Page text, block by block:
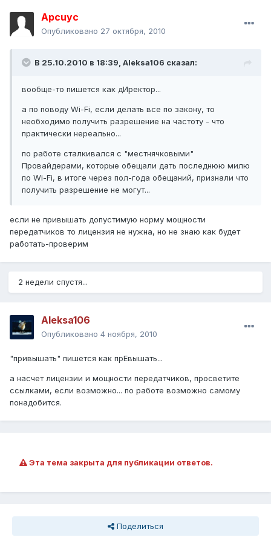
Apcuyc
Опубликовано 27 октября, 2010
В 25.10.2010 в 18:39, Aleksa106 сказал:
вообще-то пишется как дИректор...
а по поводу Wi-Fi, если делать все по закону, то
необходимо получить разрешение на частоту - что
практически нереально...
по работе сталкивался с "местнячковыми"
Провайдерами, которые обещали дать последнюю милю
по Wi-Fi, в итоге через пол-года обещаний, признали что
получить разрешение не могут...
если не привышать допустимую норму мощности
передатчиков то лицензия не нужна, но не знаю как будет
работать-проверим
2 недели спустя...
Aleksa106
Опубликовано 4 ноября, 2010
"привышать" пишется как прЕвышать...
а насчет лицензии и мощности передатчиков, просветите
ссылками, если возможно... по работе возможно самому
понадобится.
Эта тема закрыта для публикации ответов.
Поделиться